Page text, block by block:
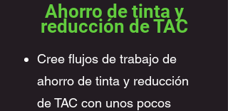
Ahorro de tinta y
reducción de TAC
Cree flujos de trabajo de
ahorro de tinta y reducción
de TAC con unos pocos